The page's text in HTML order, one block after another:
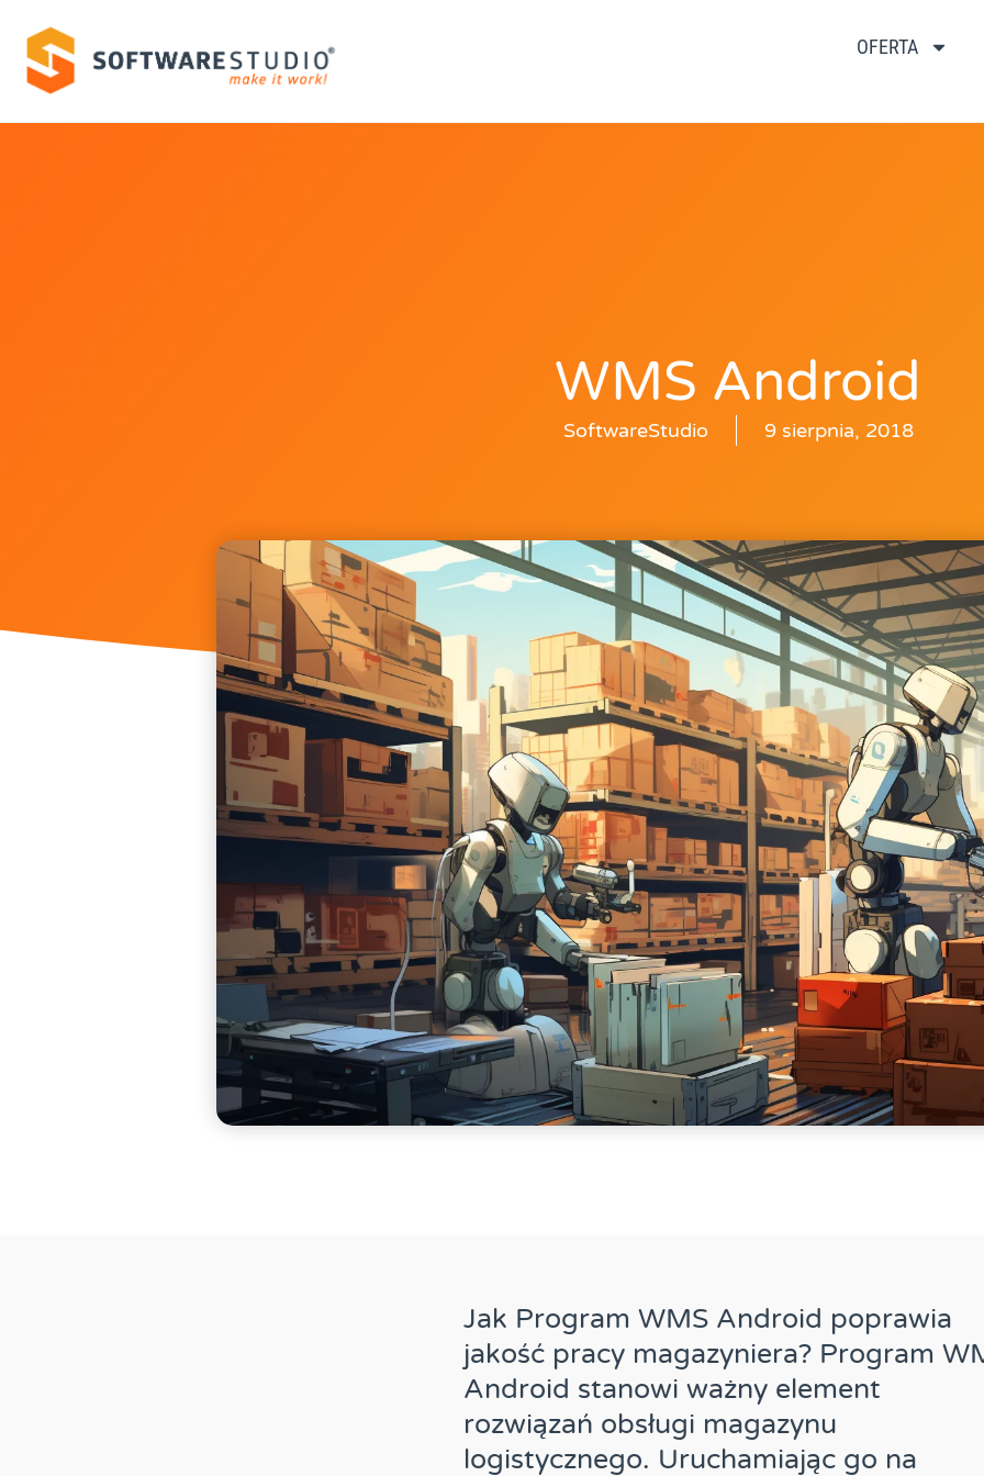
OFERTA
WMS Android
SoftwareStudio 9 sierpnia, 2018
Jak Program WMS Android poprawia
jakość pracy magazyniera? Program
Android stanowi ważny element
rozwiązań obsługi magazynu
logistycznego. Uruchamiając go na